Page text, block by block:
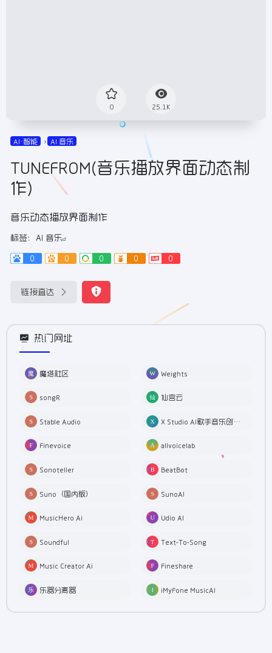
0 25.1K
AI•智能 AI 音乐
TUNEFROM(音乐播放界面动态制
作)
音乐动态播放界面制作
标签： AI 音乐
0 0 0 0 0
链接直达
热门网址
魔塔社区 Weights
songR 仙宫云
Stable Audio X Studio AI歌手音乐创作软件
Finevoice allvoicelab
Sonoteller BeatBot
Suno（国内版） SunoAI
MusicHero Ai Udio AI
Soundful Text-To-Song
Music Creator Ai Fineshare
乐器分离器 iMyFone MusicAI